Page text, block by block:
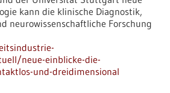
kann die klinische Diagnostik,
neurowissenschaftliche Forschung
neue-einblicke-die-
und-dreidimensional